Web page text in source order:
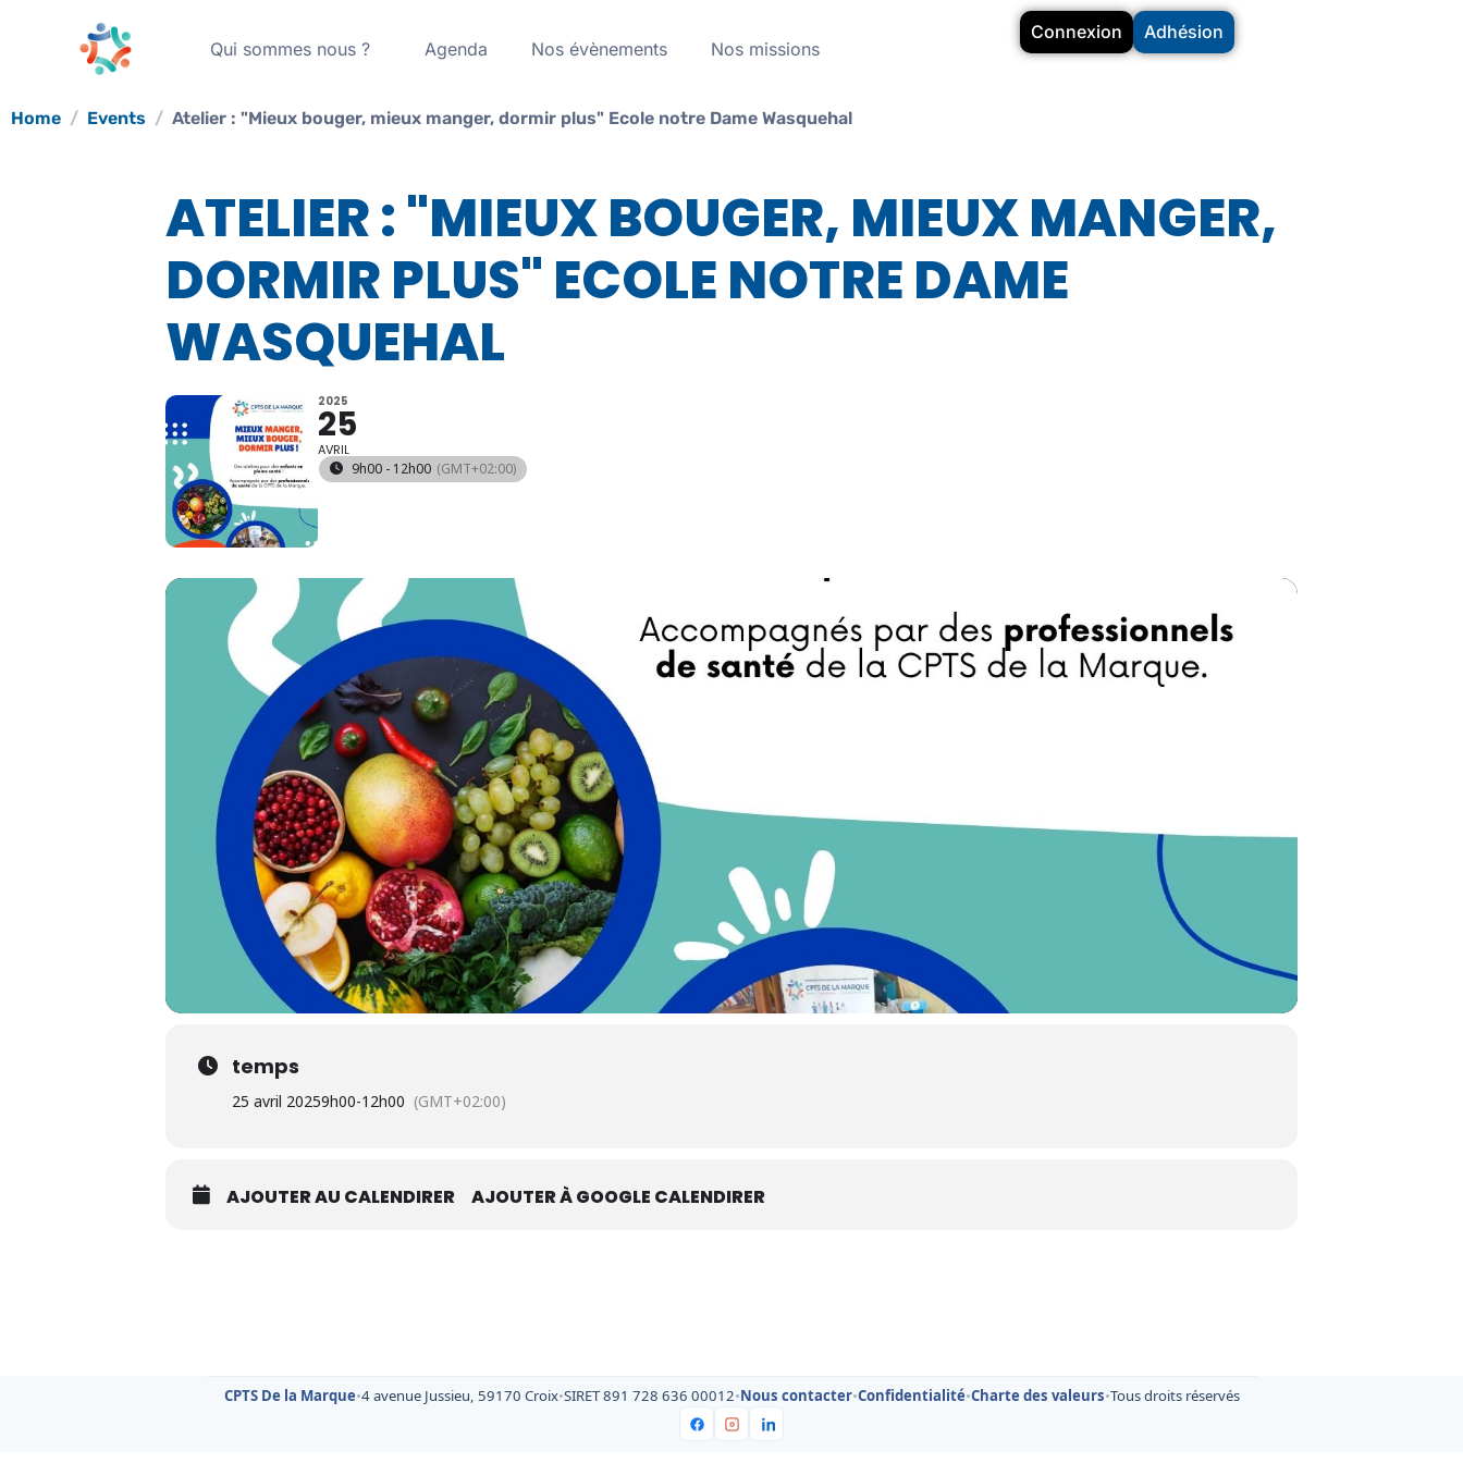
Qui sommes nous ? Agenda Nos évènements Nos missions
Connexion Adhésion
Home Events Atelier : "Mieux bouger, mieux manger, dormir plus" Ecole notre Dame Wasquehal
ATELIER : "MIEUX BOUGER, MIEUX MANGER,
DORMIR PLUS" ECOLE NOTRE DAME
WASQUEHAL
2025
25
AVRIL
9h00 - 12h00 (GMT+02:00)
temps
25 avril 20259h00-12h00 (GMT+02:00)
AJOUTER AU CALENDIRER AJOUTER À GOOGLE CALENDIRER
CPTS De la Marque•4 avenue Jussieu, 59170 Croix•SIRET 891 728 636 00012•Nous contacter•Confidentialité•Charte des valeurs•Tous droits réservés